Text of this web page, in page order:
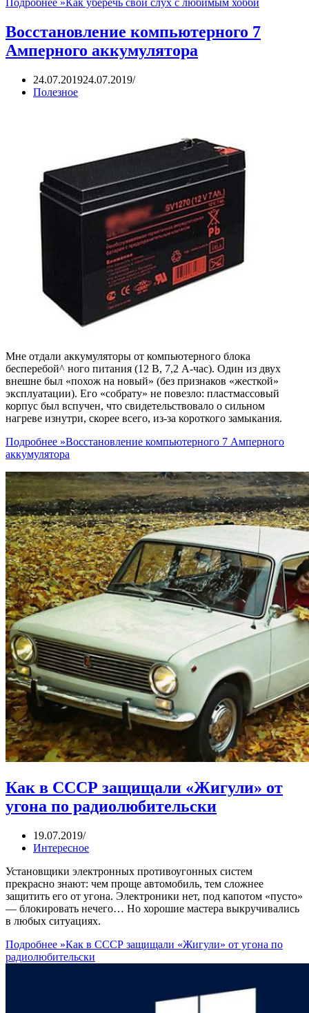
Подробнее » Как уберечь свой слух с любимым хобби
Восстановление компьютерного 7
Амперного аккумулятора
24.07.201924.07.2019
Полезное
Мне отдали аккумуляторы от компьютерного блока
бесперебой^ ного питания (12 В, 7,2 А-час). Один из двух
внешне был «похож на новый» (без признаков «жесткой»
эксплуатации). Его «собрату» не повезло: пластмассовый
корпус был вспучен, что свидетельствовало о сильном
нагреве изнутри, скорее всего, из-за короткого замыкания.
Подробнее »Восстановление компьютерного 7 Амперного
аккумулятора
Как в СССР защищали «Жигули» от
угона по радиолюбительски
19.07.2019
Интересное
Установщики электронных противоугонных систем
прекрасно знают: чем проще автомобиль, тем сложнее
защитить его от угона. Электроники нет, под капотом «пусто»
— блокировать нечего… Но хорошие мастера выкручивались
в любых ситуациях.
Подробнее »Как в СССР защищали «Жигули» от угона по
радиолюбительски